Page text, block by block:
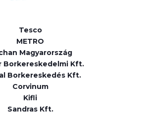
Tesco
METRO
Magyarország
Borkereskedelmi Kft.
Borkereskedés Kft.
Corvinum
Kifli
Sandras Kft.